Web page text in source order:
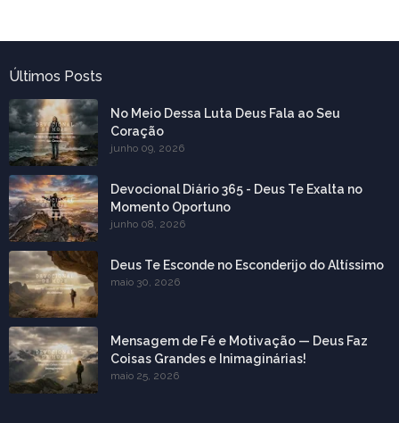
Últimos Posts
No Meio Dessa Luta Deus Fala ao Seu
Coração
junho 09, 2026
Devocional Diário 365 - Deus Te Exalta no
Momento Oportuno
junho 08, 2026
Deus Te Esconde no Esconderijo do Altíssimo
maio 30, 2026
Mensagem de Fé e Motivação — Deus Faz
Coisas Grandes e Inimaginárias!
maio 25, 2026